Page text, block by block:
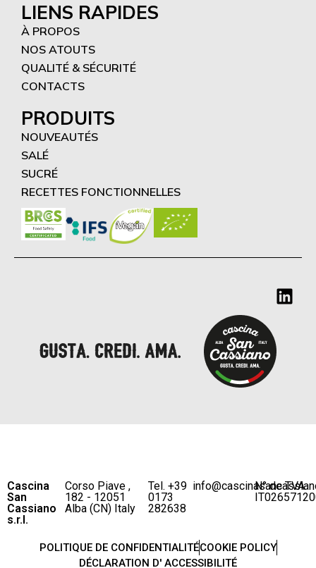
LIENS RAPIDES
À PROPOS
NOS ATOUTS
QUALITÉ & SÉCURITÉ
CONTACTS
PRODUITS
NOUVEAUTÉS
SALÉ
SUCRÉ
RECETTES FONCTIONNELLES
Cascina
San
Cassiano
s.r.l.
Corso Piave ,
182 - 12051
Alba (CN) Italy
Tel. +39
0173
282638
N° de TVA
POLITIQUE DE CONFIDENTIALITÉCOOKIE POLICY
DÉCLARATION D' ACCESSIBILITÉ